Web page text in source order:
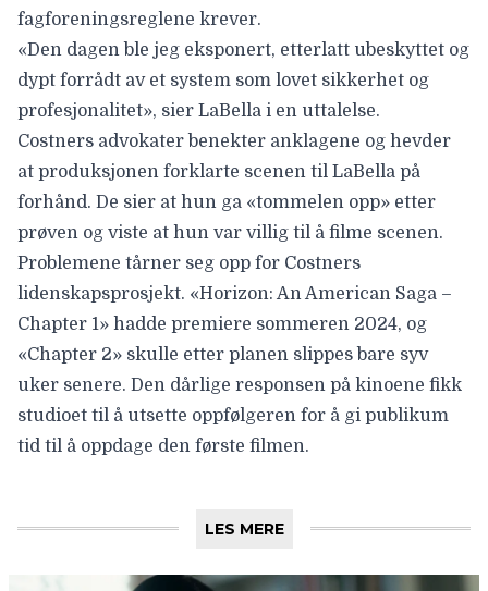
fagforeningsreglene krever.
«Den dagen ble jeg eksponert, etterlatt ubeskyttet og
dypt forrådt av et system som lovet sikkerhet og
profesjonalitet», sier LaBella i en uttalelse.
Costners advokater benekter anklagene og hevder
at produksjonen forklarte scenen til LaBella på
forhånd. De sier at hun ga «tommelen opp» etter
prøven og viste at hun var villig til å filme scenen.
Problemene tårner seg opp for Costners
lidenskapsprosjekt. «Horizon: An American Saga –
Chapter 1» hadde premiere sommeren 2024, og
«Chapter 2» skulle etter planen slippes bare syv
uker senere. Den dårlige responsen på kinoene fikk
studioet til å utsette oppfølgeren for å gi publikum
tid til å oppdage den første filmen.
LES MERE